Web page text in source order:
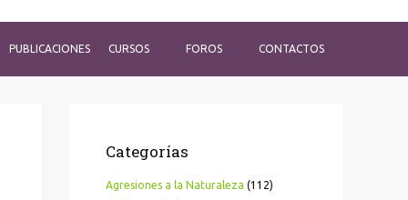
PUBLICACIONES CURSOS FOROS CONTACTOS
Categorías
Agresiones a la Naturaleza (112)